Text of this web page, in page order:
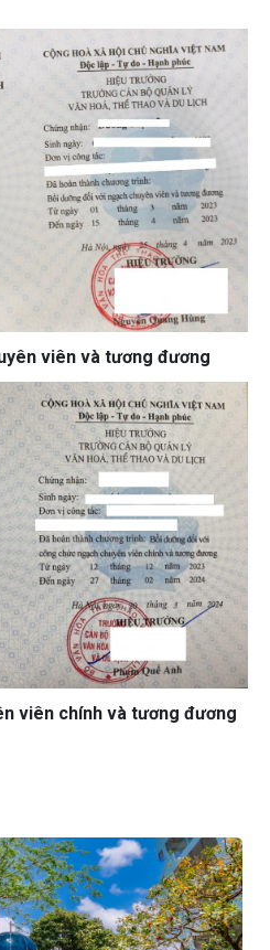
viên và tương đương
viên chính và tương đương